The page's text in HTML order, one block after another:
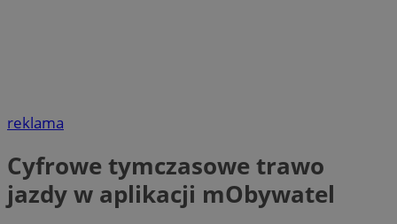
reklama
Cyfrowe tymczasowe trawo
jazdy w aplikacji mObywatel